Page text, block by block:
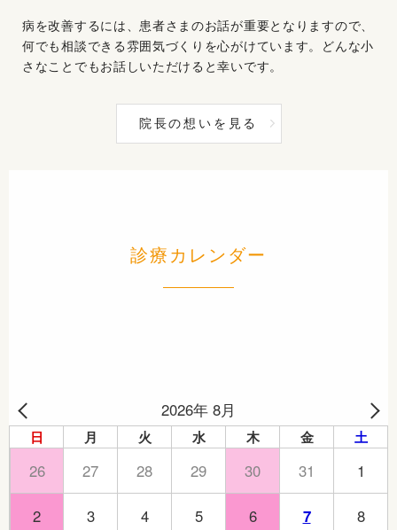
病を改善するには、患者さまのお話が重要となりますので、
何でも相談できる雰囲気づくりを心がけています。どんな小
さなことでもお話しいただけると幸いです。
院長の想いを見る
診療カレンダー
2026年 8月
日 月 火 水 木 金 土
26 27 28 29 30 31 1
2 3 4 5 6 7 8